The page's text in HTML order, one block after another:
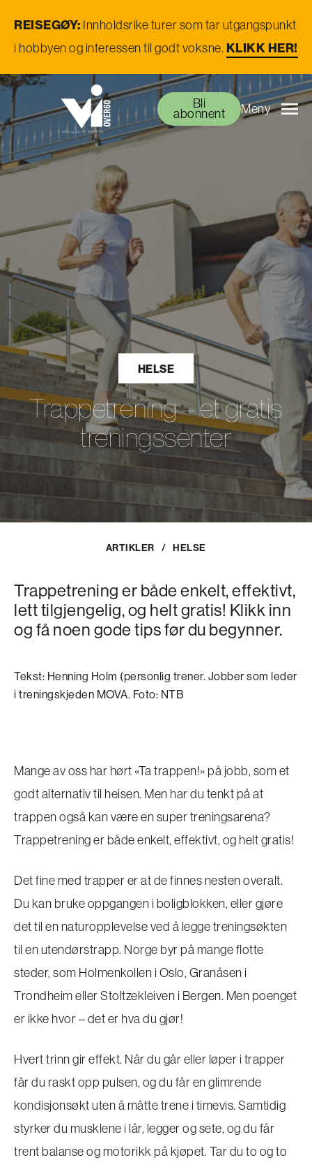
REISEGØY: Innholdsrike turer som tar utgangspunkt
i hobbyen og interessen til godt voksne. KLIKK HER!
Bli
abonnent Meny
HELSE
Trappetrening – et gratis
treningssenter
ARTIKLER / HELSE
Trappetrening er både enkelt, effektivt,
lett tilgjengelig, og helt gratis! Klikk inn
og få noen gode tips før du begynner.
Tekst: Henning Holm (personlig trener. Jobber som leder
i treningskjeden MOVA. Foto: NTB
Mange av oss har hørt «Ta trappen!» på jobb, som et
godt alternativ til heisen. Men har du tenkt på at
trappen også kan være en super treningsarena?
Trappetrening er både enkelt, effektivt, og helt gratis!
Det fine med trapper er at de finnes nesten overalt.
Du kan bruke oppgangen i boligblokken, eller gjøre
det til en naturopplevelse ved å legge treningsøkten
til en utendørstrapp. Norge byr på mange flotte
steder, som Holmenkollen i Oslo, Granåsen i
Trondheim eller Stoltzekleiven i Bergen. Men poenget
er ikke hvor – det er hva du gjør!
Hvert trinn gir effekt. Når du går eller løper i trapper
får du raskt opp pulsen, og du får en glimrende
kondisjonsøkt uten å måtte trene i timevis. Samtidig
styrker du musklene i lår, legger og sete, og du får
trent balanse og motorikk på kjøpet. Tar du to og to